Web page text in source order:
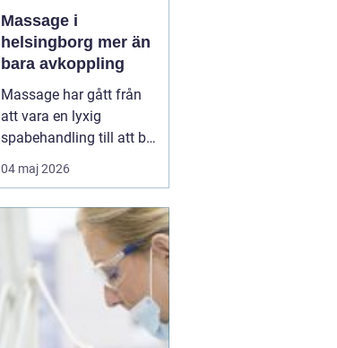
Massage i
helsingborg mer än
bara avkoppling
Massage har gått från
att vara en lyxig
spabehandling till att bli
en självklar del av
mångas vardagliga
visar att regelbunden
beröring kan sänka
stressnivåer, lindra
smärta och förbättra
sömnen. I en stad som
04 maj 2026